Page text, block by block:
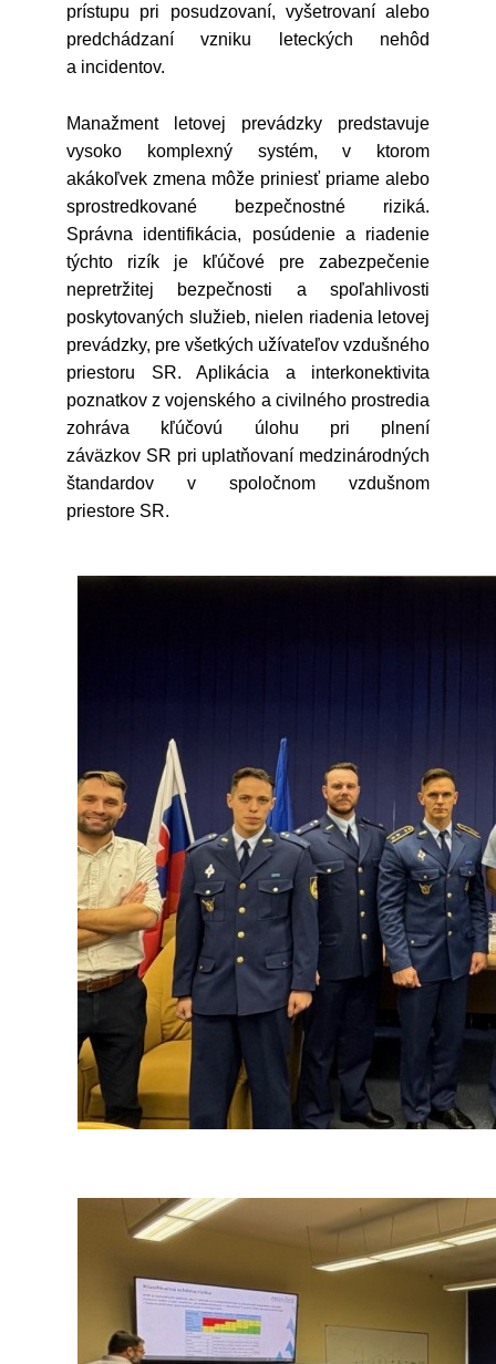
prístupu pri posudzovaní, vyšetrovaní alebo
predchádzaní vzniku leteckých nehôd
a incidentov.
Manažment letovej prevádzky predstavuje
vysoko komplexný systém, v ktorom
akákoľvek zmena môže priniesť priame alebo
sprostredkované bezpečnostné riziká.
Správna identifikácia, posúdenie a riadenie
týchto rizík je kľúčové pre zabezpečenie
nepretržitej bezpečnosti a spoľahlivosti
poskytovaných služieb, nielen riadenia letovej
prevádzky, pre všetkých užívateľov vzdušného
priestoru SR. Aplikácia a interkonektivita
poznatkov z vojenského a civilného prostredia
zohráva kľúčovú úlohu pri plnení
záväzkov SR pri uplatňovaní medzinárodných
štandardov v spoločnom vzdušnom
priestore SR.